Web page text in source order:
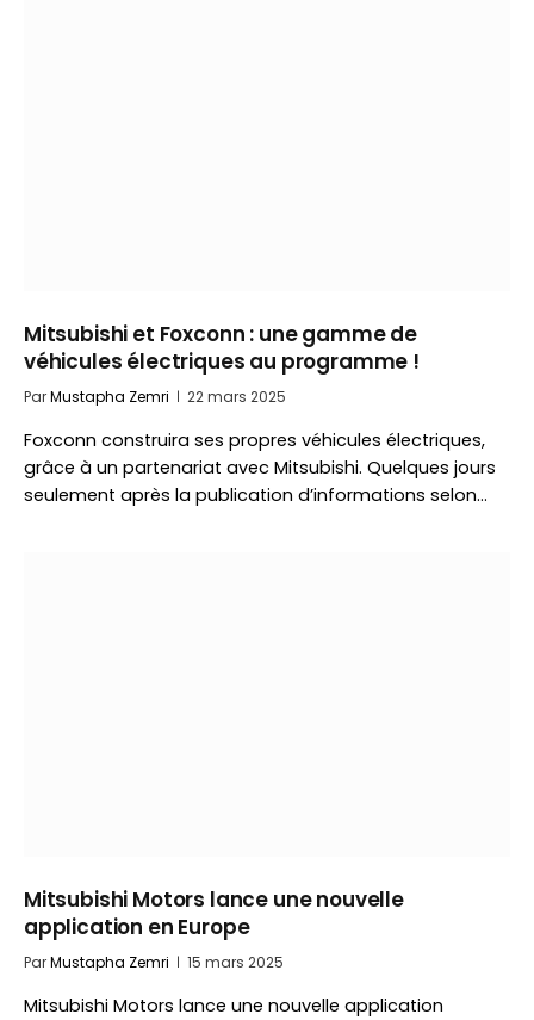
Mitsubishi et Foxconn : une gamme de
véhicules électriques au programme !
ParMustapha Zemri 22 mars 2025
Foxconn construira ses propres véhicules électriques,
grâce à un partenariat avec Mitsubishi. Quelques jours
seulement après la publication d’informations selon…
Mitsubishi Motors lance une nouvelle
application en Europe
ParMustapha Zemri 15 mars 2025
Mitsubishi Motors lance une nouvelle application